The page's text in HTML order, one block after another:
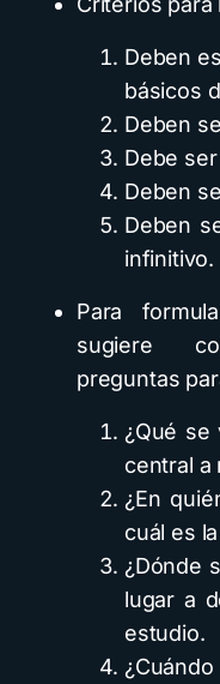
Deben
básicos
Deben
Debe
Deben
Deben
infinitivo.
Para
sugiere
preguntas
¿Qué se
central a
¿En
cuál es
¿Dónde
lugar a
estudio.